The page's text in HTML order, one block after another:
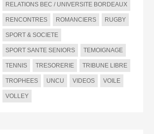
RELATIONS BEC / UNIVERSITE BORDEAUX
RENCONTRES ROMANCIERS RUGBY
SPORT & SOCIETE
SPORT SANTE SENIORS TEMOIGNAGE
TENNIS TRESORERIE TRIBUNE LIBRE
TROPHEES UNCU VIDEOS VOILE
VOLLEY